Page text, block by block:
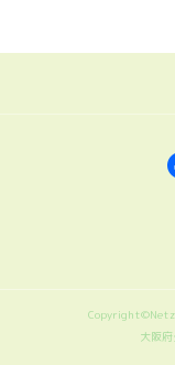
｜ネッツトヨ
近距離モビリティWHILL
Copyright©Netz
大阪